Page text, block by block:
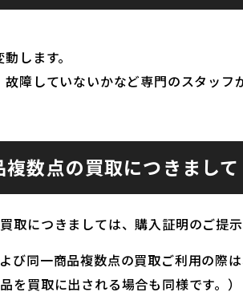
します。
障していないかなど専門のスタッフ
数点の買取につきまして
取につきましては、購入証明のご提示
び同一商品複数点の買取ご利用の
を買取に出される場合も同様です。）